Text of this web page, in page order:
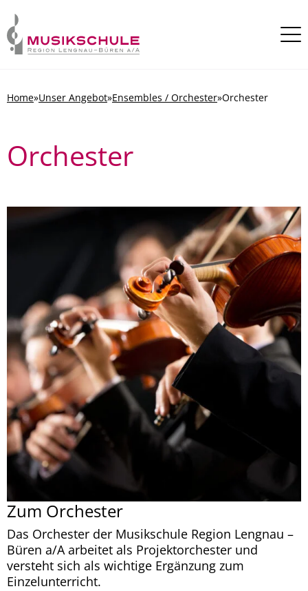
Home»Unser Angebot»Ensembles / Orchester»Orchester
Orchester
Zum Orchester
Das Orchester der Musikschule Region Lengnau –
Büren a/A arbeitet als Projektorchester und
versteht sich als wichtige Ergänzung zum
Einzelunterricht.